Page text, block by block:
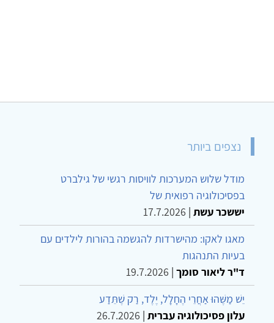
נצפים ביותר
מודל שלוש המערכות לוויסות רגשי של גילברט
בפסיכולוגיה רפואית של
יששכר עשת |
17.7.2026
מאגו לאקו: מהישרדות להגשמה בהורות לילדים עם
בעיות התנהגות
ד"ר ליאור סומך |
19.7.2026
יֵשׁ מַשֶּׁהוּ אַחֲרֵי הֶחָלָל, יֶלֶד, רַק שֶׁתֵּדַע
עלון פסיכולוגיה עברית |
26.7.2026